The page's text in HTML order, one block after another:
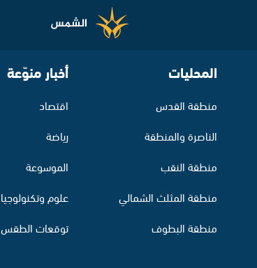
المحليات
منطقة القدس
الناصرة والمنطقة
منطقة النقب
منطقة المثلث الشمالي
منطقة البطوف
أخبار منوّعة
اقتصاد
رياضة
الموسوعة
علوم وتكنولوجيا
توقعات الطقس